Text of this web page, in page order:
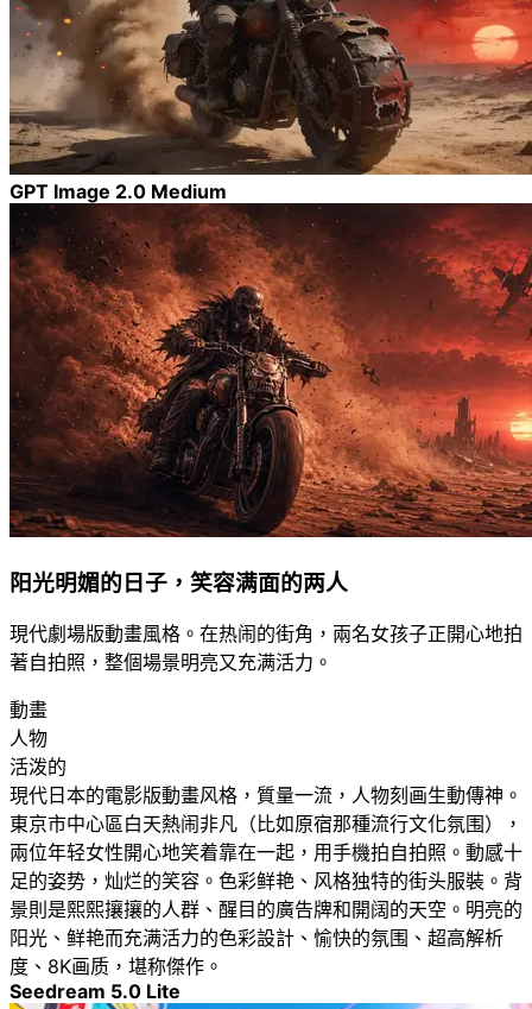
GPT Image 2.0 Medium
阳光明媚的日子，笑容满面的两人
現代劇場版動畫風格。在热闹的街角，兩名女孩子正開心地拍
著自拍照，整個場景明亮又充满活力。
動畫
人物
活泼的
現代日本的電影版動畫风格，質量一流，人物刻画生動傳神。
東京市中心區白天熱闹非凡（比如原宿那種流行文化氛围），
兩位年轻女性開心地笑着靠在一起，用手機拍自拍照。動感十
足的姿势，灿烂的笑容。色彩鲜艳、风格独特的街头服裝。背
景則是熙熙攘攘的人群、醒目的廣告牌和開阔的天空。明亮的
阳光、鲜艳而充满活力的色彩設計、愉快的氛围、超高解析
度、8K画质，堪称傑作。
Seedream 5.0 Lite